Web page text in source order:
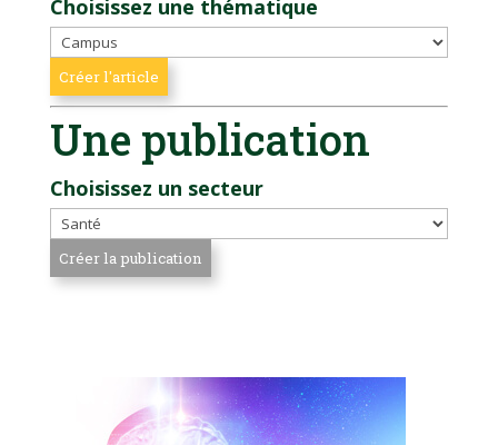
Choisissez une thématique
Une publication
Choisissez un secteur